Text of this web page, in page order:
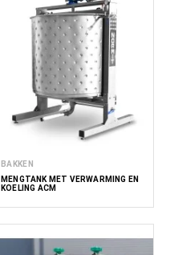
BAKKEN
MENGTANK MET VERWARMING EN
KOELING ACM